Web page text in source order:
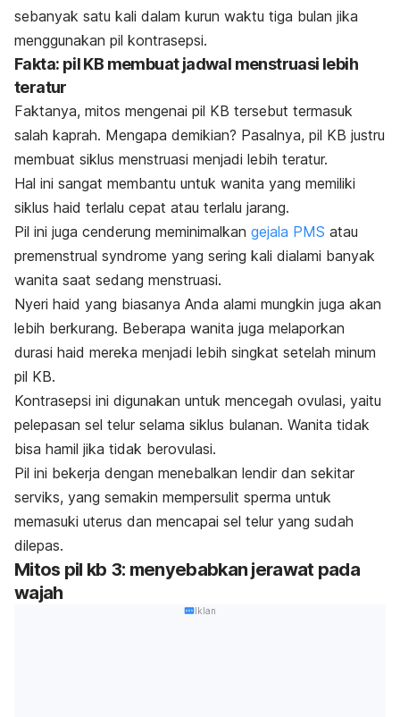
sebanyak satu kali dalam kurun waktu tiga bulan jika
menggunakan pil kontrasepsi.
Fakta: pil KB membuat jadwal menstruasi lebih
teratur
Faktanya, mitos mengenai pil KB tersebut termasuk
salah kaprah. Mengapa demikian? Pasalnya, pil KB justru
membuat siklus menstruasi menjadi lebih teratur.
Hal ini sangat membantu untuk wanita yang memiliki
siklus haid terlalu cepat atau terlalu jarang.
Pil ini juga cenderung meminimalkan gejala PMS atau
premenstrual syndrome yang sering kali dialami banyak
wanita saat sedang menstruasi.
Nyeri haid yang biasanya Anda alami mungkin juga akan
lebih berkurang. Beberapa wanita juga melaporkan
durasi haid mereka menjadi lebih singkat setelah minum
pil KB.
Kontrasepsi ini digunakan untuk mencegah ovulasi, yaitu
pelepasan sel telur selama siklus bulanan. Wanita tidak
bisa hamil jika tidak berovulasi.
Pil ini bekerja dengan menebalkan lendir dan sekitar
serviks, yang semakin mempersulit sperma untuk
memasuki uterus dan mencapai sel telur yang sudah
dilepas.
Mitos pil kb 3: menyebabkan jerawat pada
wajah
Iklan